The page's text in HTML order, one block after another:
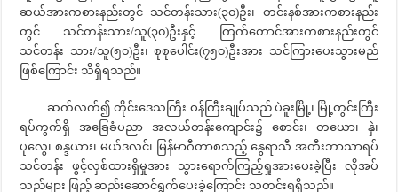
ဆယ်အားကစားနည်းတွင် သင်တန်းသား(၃၀)ဦး၊ တင်းနစ်အားကစားနည်း
တွင် သင်တန်းသား/သူ(၃၀)ဦးနှင့် ကြက်တောင်အားကစားနည်းတွင်
သင်တန်း သား/သူ(၅၀)ဦး၊ စုစုပေါင်း(၇၅၀)ဦးအား သင်ကြားပေးသွားမည်
ဖြစ်ကြောင်း သိရှိရသည်။
ဆက်လက်၍ တိုင်းဒေသကြီး ဝန်ကြီးချုပ်သည် ပဲခူးမြို့၊ မြို့တွင်းကြီး
ရပ်ကွက်ရှိ အခြေခံပညာ အလယ်တန်းကျောင်း၌ စောင်း၊ တယော၊ နှဲ၊
ပုလွေ၊ စန္ဒယား၊ မယ်ဒလင်၊ မြန်မာဂီတာစသည့် နွေရာသီ အတီးဘာသာရပ်
သင်တန်း ဖွင့်လှစ်ထားရှိမှုအား သွားရောက်ကြည့်ရှုအားပေးခဲ့ပြီး လိုအပ်
သည်များ ဖြည့် ဆည်းဆောင်ရွက်ပေးခဲ့ကြောင်း သတင်းရရှိသည်။